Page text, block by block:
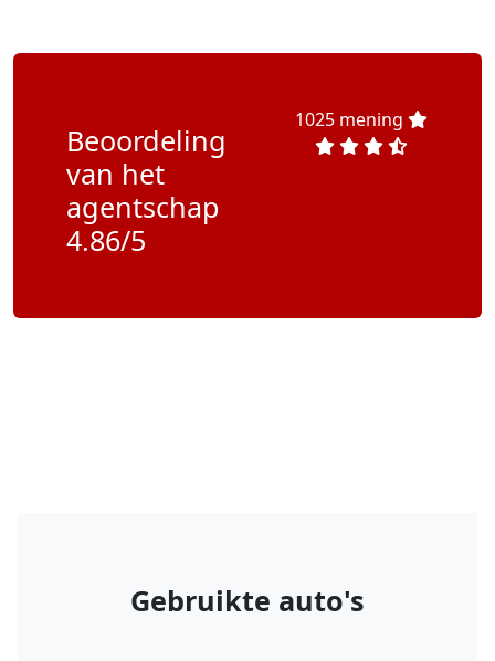
Beoordeling
van het
agentschap
4.86/5
1025 mening
Gebruikte auto's